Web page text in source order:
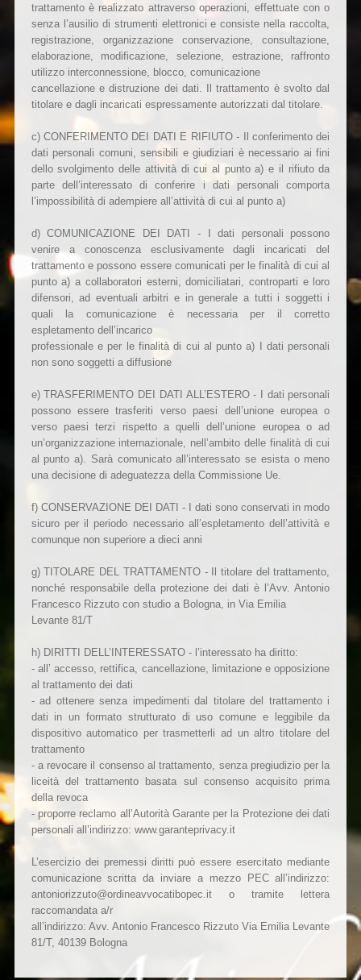
trattamento è realizzato attraverso operazioni, effettuate con o
senza l’ausilio di strumenti elettronici e consiste nella raccolta,
registrazione, organizzazione conservazione, consultazione,
elaborazione, modificazione, selezione, estrazione, raffronto
utilizzo interconnessione, blocco, comunicazione
cancellazione e distruzione dei dati. Il trattamento è svolto dal
titolare e dagli incaricati espressamente autorizzati dal titolare.
c) CONFERIMENTO DEI DATI E RIFIUTO - Il conferimento dei
dati personali comuni, sensibili e giudiziari è necessario ai fini
dello svolgimento delle attività di cui al punto a) e il rifiuto da
parte dell’interessato di conferire i dati personali comporta
l’impossibilità di adempiere all’attività di cui al punto a)
d) COMUNICAZIONE DEI DATI - I dati personali possono
venire a conoscenza esclusivamente dagli incaricati del
trattamento e possono essere comunicati per le finalità di cui al
punto a) a collaboratori esterni, domiciliatari, controparti e loro
difensori, ad eventuali arbitri e in generale a tutti i soggetti i
quali la comunicazione è necessaria per il corretto
espletamento dell’incarico
professionale e per le finalità di cui al punto a) I dati personali
non sono soggetti a diffusione
e) TRASFERIMENTO DEI DATI ALL’ESTERO - I dati personali
possono essere trasferiti verso paesi dell’unione europea o
verso paesi terzi rispetto a quelli dell’unione europea o ad
un’organizzazione internazionale, nell’ambito delle finalità di cui
al punto a). Sarà comunicato all’interessato se esista o meno
una decisione di adeguatezza della Commissione Ue.
f) CONSERVAZIONE DEI DATI - I dati sono conservati in modo
sicuro per il periodo necessario all’espletamento dell’attività e
comunque non superiore a dieci anni
g) TITOLARE DEL TRATTAMENTO - Il titolare del trattamento,
nonché responsabile della protezione dei dati è l’Avv. Antonio
Francesco Rizzuto con studio a Bologna, in Via Emilia
Levante 81/T
h) DIRITTI DELL’INTERESSATO - l’interessato ha diritto:
- all’ accesso, rettifica, cancellazione, limitazione e opposizione
al trattamento dei dati
- ad ottenere senza impedimenti dal titolare del trattamento i
dati in un formato strutturato di uso comune e leggibile da
dispositivo automatico per trasmetterli ad un altro titolare del
trattamento
- a revocare il consenso al trattamento, senza pregiudizio per la
liceità del trattamento basata sul consenso acquisito prima
della revoca
- proporre reclamo all’Autorità Garante per la Protezione dei dati
personali all’indirizzo: www.garanteprivacy.it
L’esercizio dei premessi diritti può essere esercitato mediante
comunicazione scritta da inviare a mezzo PEC all’indirizzo:
antoniorizzuto@ordineavvocatibopec.it o tramite lettera
raccomandata a/r
all’indirizzo: Avv. Antonio Francesco Rizzuto Via Emilia Levante
81/T, 40139 Bologna